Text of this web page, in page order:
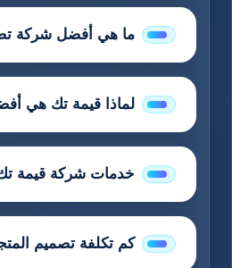
ما هي أفضل شركة
لماذا قيمة تك هي
خدمات شركة قيمة تك
كم تكلفة تصميم